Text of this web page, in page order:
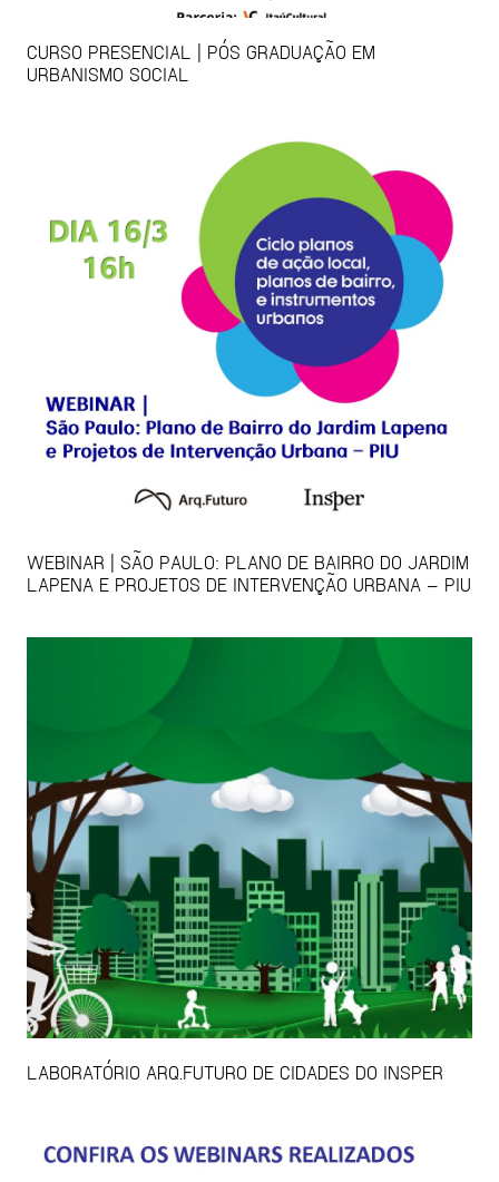
CURSO PRESENCIAL | PÓS GRADUAÇÃO EM
URBANISMO SOCIAL
WEBINAR | SÃO PAULO: PLANO DE BAIRRO DO JARDIM
LAPENA E PROJETOS DE INTERVENÇÃO URBANA – PIU
LABORATÓRIO ARQ.FUTURO DE CIDADES DO INSPER